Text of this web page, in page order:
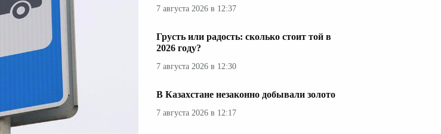
7 августа 2026 в 12:37
Грусть или радость: сколько стоит той в
2026 году?
7 августа 2026 в 12:30
В Казахстане незаконно добывали золото
7 августа 2026 в 12:17